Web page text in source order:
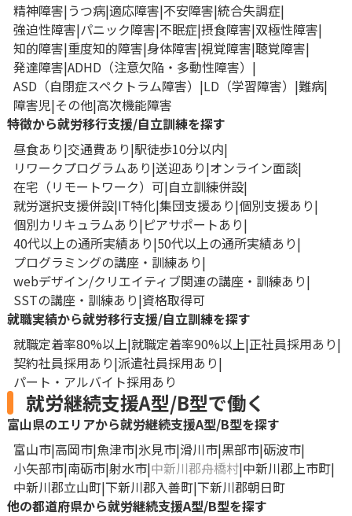
精神障害 うつ病 適応障害 不安障害 統合失調症
強迫性障害 パニック障害 不眠症 摂食障害 双極性障害
知的障害 重度知的障害 身体障害 視覚障害 聴覚障害
発達障害 ADHD（注意欠陥・多動性障害）
ASD（自閉症スペクトラム障害）
LD（学習障害）
難病
障害児 その他 高次機能障害
特徴から就労移行支援/自立訓練を探す
昼食あり 交通費あり 駅徒歩10分以内
リワークプログラムあり 送迎あり オンライン面談
在宅（リモートワーク）可 自立訓練併設
就労選択支援併設 IT特化 集団支援あり 個別支援あり
個別カリキュラムあり ピアサポートあり
40代以上の通所実績あり 50代以上の通所実績あり
プログラミングの講座・訓練あり
webデザイン/クリエイティブ関連の講座・訓練あり
SSTの講座・訓練あり 資格取得可
就職実績から就労移行支援/自立訓練を探す
就職定着率80%以上 就職定着率90%以上 正社員採用あり
契約社員採用あり 派遣社員採用あり
パート・アルバイト採用あり
就労継続支援A型/B型で働く
富山県のエリアから就労継続支援A型/B型を探す
富山市 高岡市 魚津市 氷見市 滑川市 黒部市 砺波市
小矢部市 南砺市 射水市 中新川郡舟橋村 中新川郡上市町
中新川郡立山町 下新川郡入善町 下新川郡朝日町
他の都道府県から就労継続支援A型/B型を探す